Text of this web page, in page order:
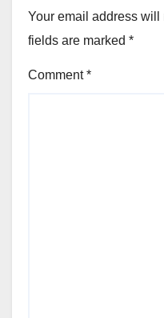
Your email address
fields are marked *
Comment*